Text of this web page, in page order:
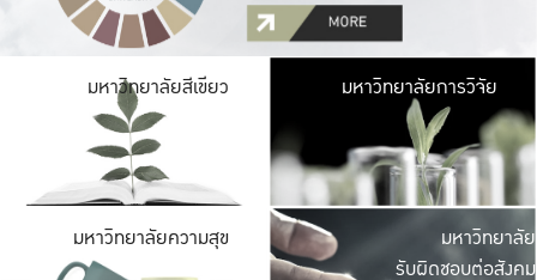
มหาวิทยาลัยสีเขียว มหาวิ
มีพื้นที่เขียวสดใส
เป็นป่าในเมือง เกษต
มหาวิทยาลัยการวิจัย
มหาวิทยาลัยความสุข มหาวิ
ค
มหาวิทยาลัย
รับผิดชอบต่อสังคม